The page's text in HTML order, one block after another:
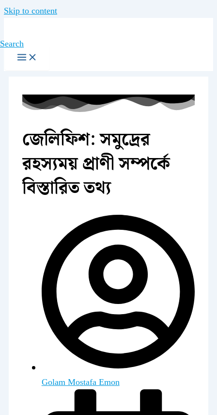
Skip to content
Search
জেলিফিশ: সমুদ্রের
রহস্যময় প্রাণী সম্পর্কে
বিস্তারিত তথ্য
Golam Mostafa Emon